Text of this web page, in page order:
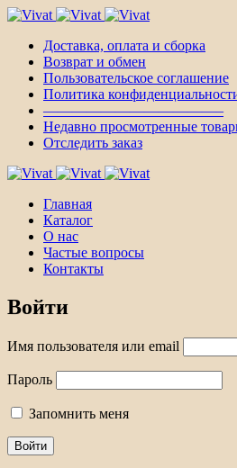
Доставка, оплата и сборка
Возврат и обмен
Пользовательское соглашение
Политика
————————————–
Недавно просмотренные
Отследить заказ
Главная
Каталог
О нас
Частые вопросы
Контакты
Войти
Имя пользователя или email
Пароль
Запомнить меня